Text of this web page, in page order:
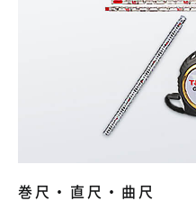
巻尺・直尺・曲尺